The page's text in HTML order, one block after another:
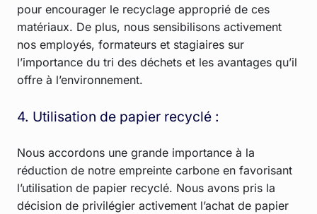
pour encourager le recyclage approprié de ces
matériaux. De plus, nous sensibilisons activement
nos employés, formateurs et stagiaires sur
l’importance du tri des déchets et les avantages qu’il
offre à l’environnement.
4. Utilisation de papier recyclé :
Nous accordons une grande importance à la
réduction de notre empreinte carbone en favorisant
l’utilisation de papier recyclé. Nous avons pris la
décision de privilégier activement l’achat de papier